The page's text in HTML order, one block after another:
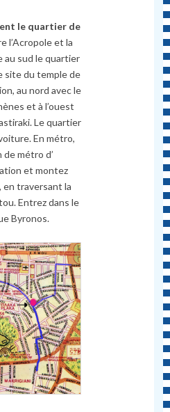
le quartier de
l’Acropole et la
au sud le quartier
site du temple de
au nord avec le
et à l’ouest
Le quartier
En métro,
métro d’
et montez
en traversant la
Entrez dans le
Byronos.